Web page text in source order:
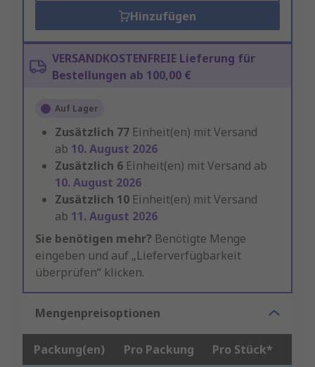
Hinzufügen
VERSANDKOSTENFREIE Lieferung für
Bestellungen ab 100,00 €
Auf Lager
Zusätzlich 77 Einheit(en) mit Versand
ab 10. August 2026
Zusätzlich 6 Einheit(en) mit Versand ab
10. August 2026
Zusätzlich 10 Einheit(en) mit Versand
ab 11. August 2026
Sie benötigen mehr? Benötigte Menge
eingeben und auf „Lieferverfügbarkeit
überprüfen“ klicken.
Mengenpreisoptionen
Packung(en) Pro Packung Pro Stück*